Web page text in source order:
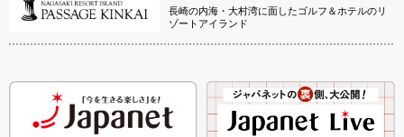
長崎の内海・大村湾に面したゴルフ＆ホテルのリ
ゾートアイランド